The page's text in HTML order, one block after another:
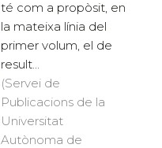
té com a propòsit, en
la mateixa línia del
primer volum, el de
result...
(Servei de
Publicacions de la
Universitat
Autònoma de